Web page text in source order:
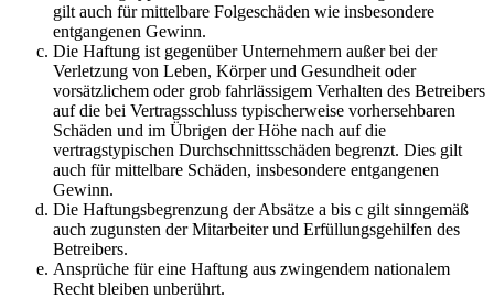
gilt auch für mittelbare Folgeschäden wie insbesondere
entgangenen Gewinn.
Die Haftung ist gegenüber Unternehmern außer bei der
Verletzung von Leben, Körper und Gesundheit oder
vorsätzlichem oder grob fahrlässigem Verhalten des Betreibers
auf die bei Vertragsschluss typischerweise vorhersehbaren
Schäden und im Übrigen der Höhe nach auf die
vertragstypischen Durchschnittsschäden begrenzt. Dies gilt
auch für mittelbare Schäden, insbesondere entgangenen
Gewinn.
Die Haftungsbegrenzung der Absätze a bis c gilt sinngemäß
auch zugunsten der Mitarbeiter und Erfüllungsgehilfen des
Betreibers.
Ansprüche für eine Haftung aus zwingendem nationalem
Recht bleiben unberührt.